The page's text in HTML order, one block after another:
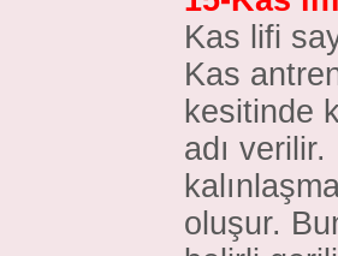
Kas lifi
Kas
kesitinde
adı
oluşur.